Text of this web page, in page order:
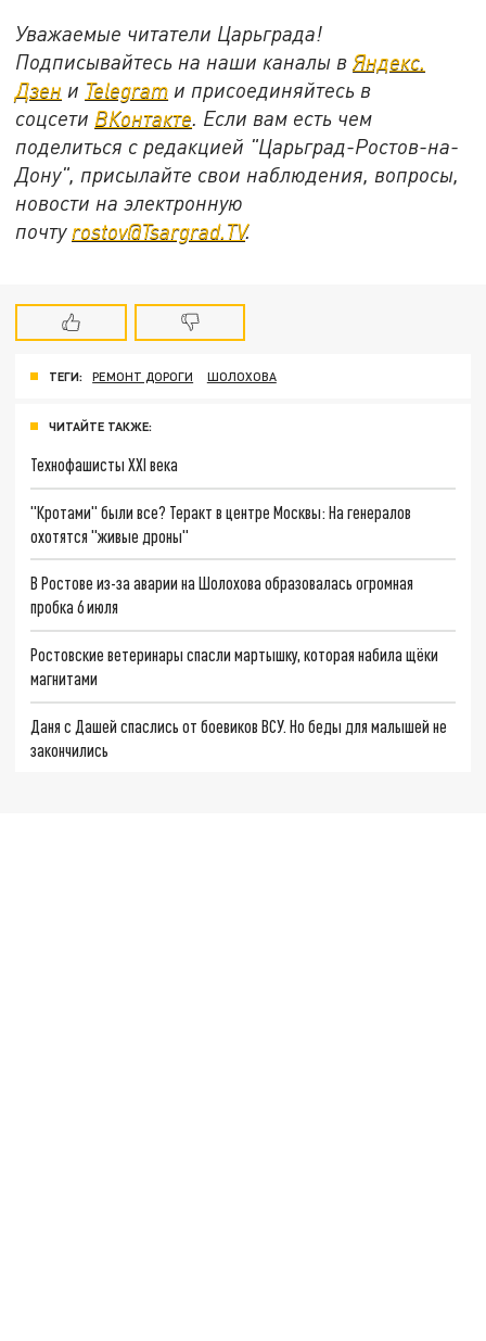
Уважаемые читатели Царьграда!
Подписывайтесь на наши каналы в Яндекс.
Дзен и Telegram и присоединяйтесь в
соцсети ВКонтакте . Если вам есть чем
поделиться с редакцией "Царьград-Ростов-на-
Дону", присылайте свои наблюдения, вопросы,
новости на электронную
почту rostov@Tsargrad.ТV.
ТЕГИ: РЕМОНТ ДОРОГИ ШОЛОХОВА
ЧИТАЙТЕ ТАКЖЕ:
Технофашисты XXI века
"Кротами" были все? Теракт в центре Москвы: На генералов
охотятся "живые дроны"
В Ростове из-за аварии на Шолохова образовалась огромная
пробка 6 июля
Ростовские ветеринары спасли мартышку, которая набила щёки
магнитами
Даня с Дашей спаслись от боевиков ВСУ. Но беды для малышей не
закончились